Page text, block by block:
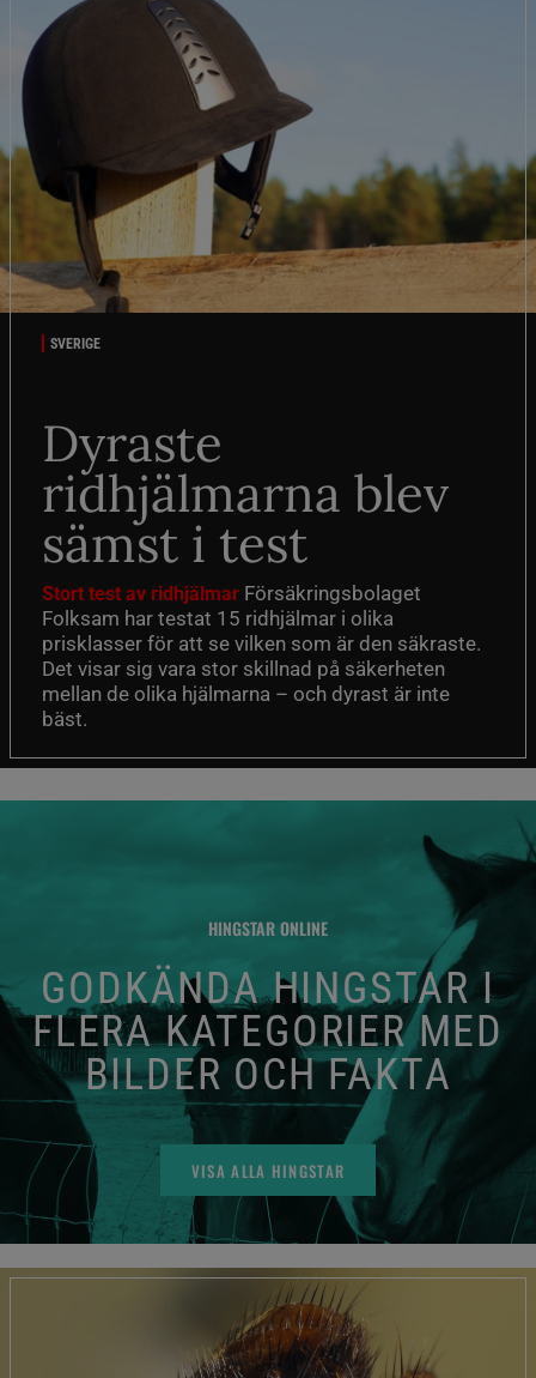
SVERIGE
Dyraste
ridhjälmarna blev
sämst i test
Stort test av ridhjälmar Försäkringsbolaget
Folksam har testat 15 ridhjälmar i olika
prisklasser för att se vilken som är den säkraste.
Det visar sig vara stor skillnad på säkerheten
mellan de olika hjälmarna – och dyrast är inte
bäst.
HINGSTAR ONLINE
GODKÄNDA HINGSTAR I
FLERA KATEGORIER MED
BILDER OCH FAKTA
VISA ALLA HINGSTAR